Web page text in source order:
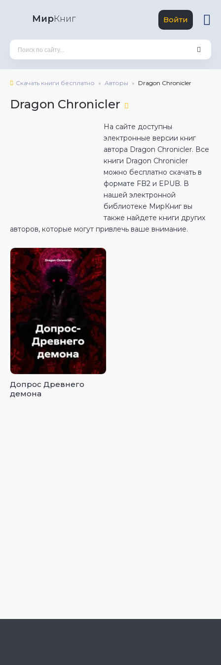
МирКниг Войти
Скачать книги бесплатно Авторы Dragon Chronicler
Dragon Chronicler
На сайте доступны
электронные версии книг
автора Dragon Chronicler. Все
книги Dragon Chronicler
можно бесплатно скачать в
формате FB2 и EPUB. В
нашей электронной
библиотеке МирКниг вы
также найдете книги других
авторов, которые могут привлечь ваше внимание.
Допрос Древнего
демона